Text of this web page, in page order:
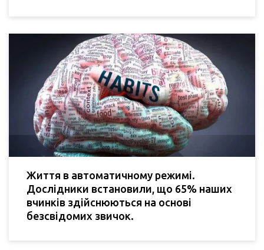
Життя в автоматичному режимі.
Дослідники встановили, що 65% наших
вчинків здійснюються на основі
безсвідомих звичок.